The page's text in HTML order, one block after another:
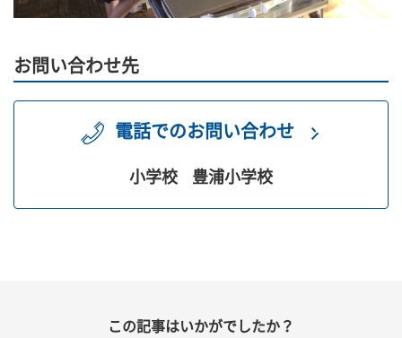
お問い合わせ先
電話でのお問い合わせ
小学校 豊浦小学校
この記事はいかがでしたか？